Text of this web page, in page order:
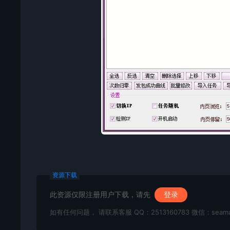
资源下载
此资源仅限注册用户下载，请先 登录
如有任何问题， 请联系客服 QQ：2513160783 微信：